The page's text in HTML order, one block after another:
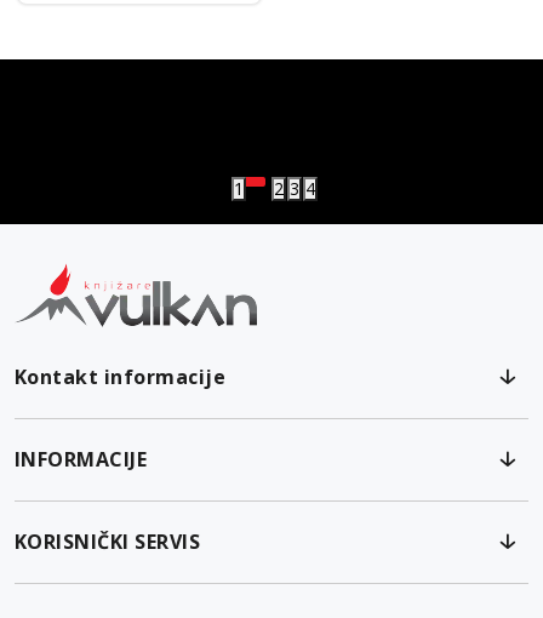
1 2 3 4
Kontakt informacije
INFORMACIJE
KORISNIČKI SERVIS